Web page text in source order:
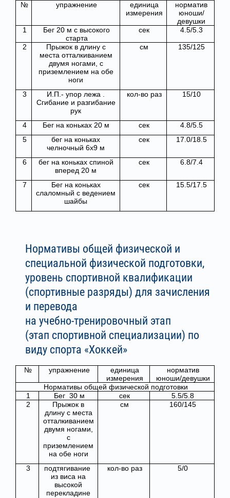
№ упражнение
единица
измерения
норматив
юноши/
девушки
1
Бег 20 м с высокого
старта
сек 4.5/5.3
2
Прыжок в длину с
места отталкиванием
двумя ногами, с
приземлением на обе
ноги
см 135/125
3
И.П.- упор лежа .
Сгибание и разгибание
рук
кол-во раз 15/10
4 Бег на коньках 20 м сек
4.8/5.5
5
бег на коньках
челночный 6х9 м
сек 17.0/18.5
6
бег на коньках спиной
вперед 20 м
сек 6.8/7.4
7
Бег на коньках
слаломный с ведением
шайбы
сек 15.5/17.5
Нормативы общей физической и
специальной физической подготовки,
уровень спортивной квалификации
(спортивные разряды) для зачисления
и перевода
на учебно-тренировочный этап
(этап спортивной специализации) по
виду спорта «Хоккей»
№ упражнение
единица
измерения
норматив
юноши/девушки
Нормативы общей физической подготовки
1
Бег 30 м сек
5.5/5.8
2
Прыжок в
длину с места
отталкиванием
двумя ногами,
с
приземлением
на обе ноги
см 160/145
3
подтягивание
из виса на
высокой
перекладине
кол-во раз 5/0